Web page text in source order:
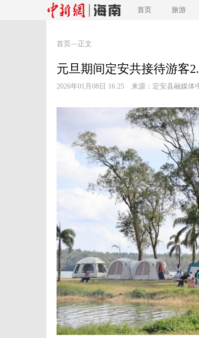
首页 旅游
首页 —正文
元旦期间定安共接待游客
2026年01月08日 16:25 来源： 定安县融媒体